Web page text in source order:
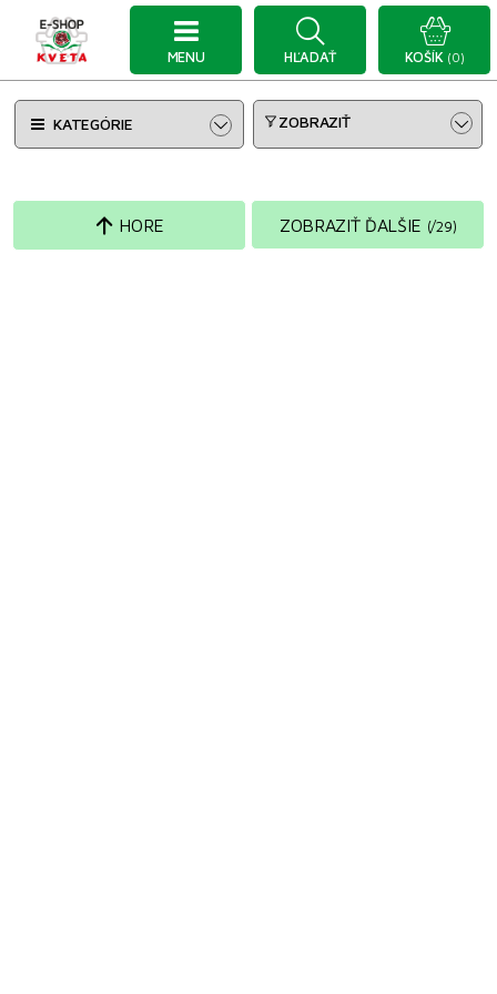
MENU HĽADAŤ KOŠÍK (0)
KATEGÓRIE ZOBRAZIŤ
ZOBRAZIŤ ĎALŠIE (/29)
HORE